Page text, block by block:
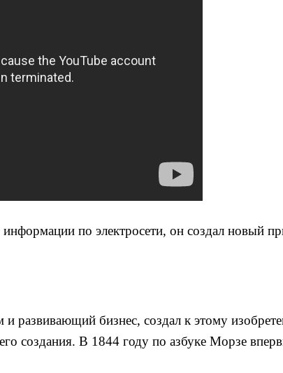
по электросети, он создал новый
бизнес, создал к этому
создания. В 1844 году по азбуке Морзе